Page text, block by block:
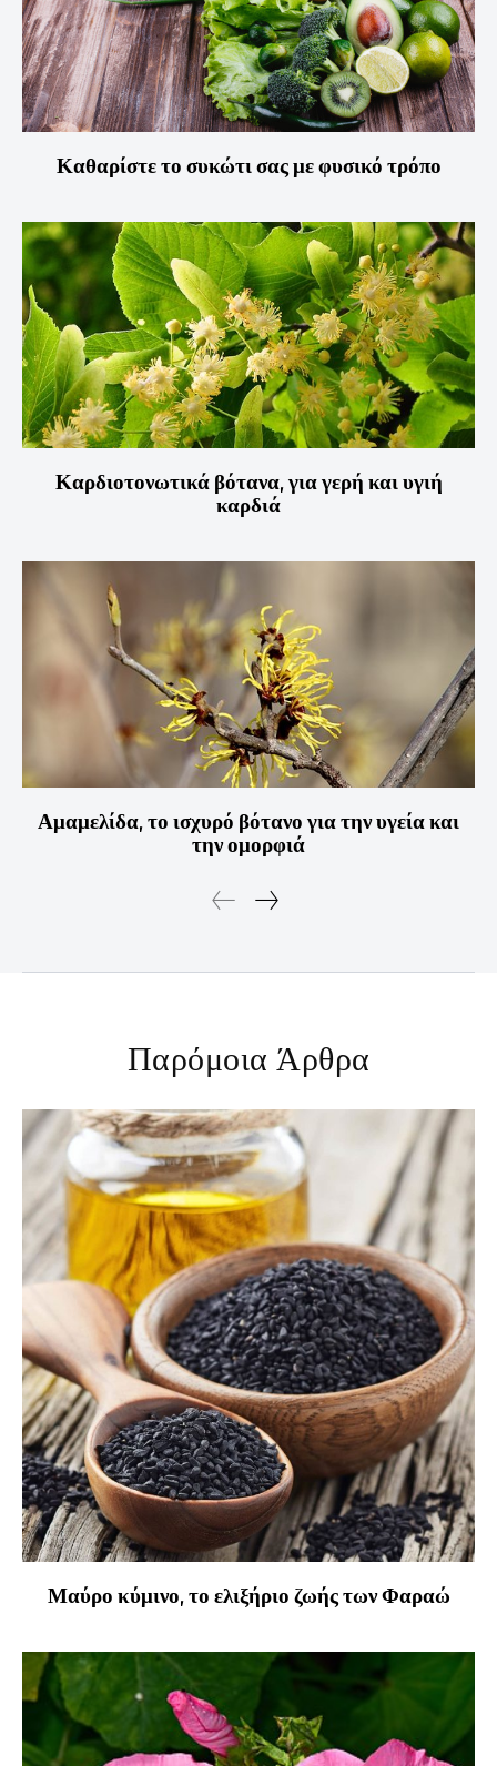
Καθαρίστε το συκώτι σας με φυσικό τρόπο
Καρδιοτονωτικά βότανα, για γερή και υγιή
καρδιά
Αμαμελίδα, το ισχυρό βότανο για την υγεία και
την ομορφιά
Παρόμοια Άρθρα
Μαύρο κύμινο, το ελιξήριο ζωής των Φαραώ